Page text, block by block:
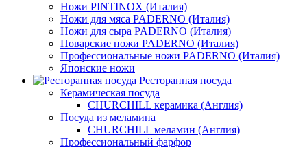
Ножи PINTINOX (Италия)
Ножи для мяса PADERNO (Италия)
Ножи для сыра PADERNO (Италия)
Поварские ножи PADERNO (Италия)
Профессиональные ножи PADERNO (Италия)
Японские ножи
Ресторанная посуда
Керамическая посуда
CHURCHILL керамика (Англия)
Посуда из меламина
CHURCHILL меламин (Англия)
Профессиональный фарфор